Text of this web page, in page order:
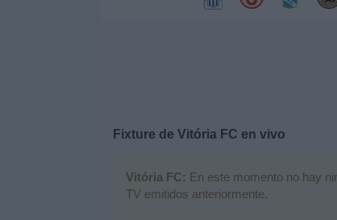
Fixture de Vitória FC en vivo
Vitória FC: En este momento no hay
TV emitidos anteriormente.